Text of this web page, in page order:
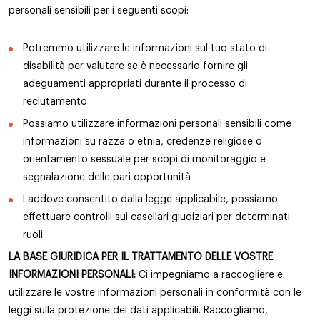
personali sensibili per i seguenti scopi:
Potremmo utilizzare le informazioni sul tuo stato di
disabilità per valutare se è necessario fornire gli
adeguamenti appropriati durante il processo di
reclutamento
Possiamo utilizzare informazioni personali sensibili come
informazioni su razza o etnia, credenze religiose o
orientamento sessuale per scopi di monitoraggio e
segnalazione delle pari opportunità
Laddove consentito dalla legge applicabile, possiamo
effettuare controlli sui casellari giudiziari per determinati
ruoli
LA BASE GIURIDICA PER IL TRATTAMENTO DELLE VOSTRE
INFORMAZIONI PERSONALI: Ci impegniamo a raccogliere e
utilizzare le vostre informazioni personali in conformità con le
leggi sulla protezione dei dati applicabili. Raccogliamo,